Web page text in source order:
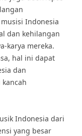
Indonesia
dan kehilangan
karya mereka.
hal ini dapat
dan
Indonesia dari
yang besar